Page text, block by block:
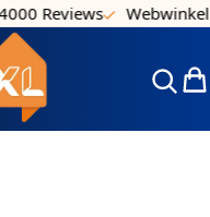
Reviews Webwinkel